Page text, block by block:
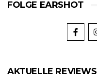
FOLGE EARSHOT
AKTUELLE REVIEWS